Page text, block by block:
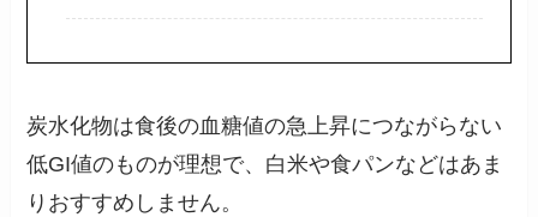
炭水化物は食後の血糖値の急上昇につながらない
低GI値のものが理想で、白米や食パンなどはあま
りおすすめしません。